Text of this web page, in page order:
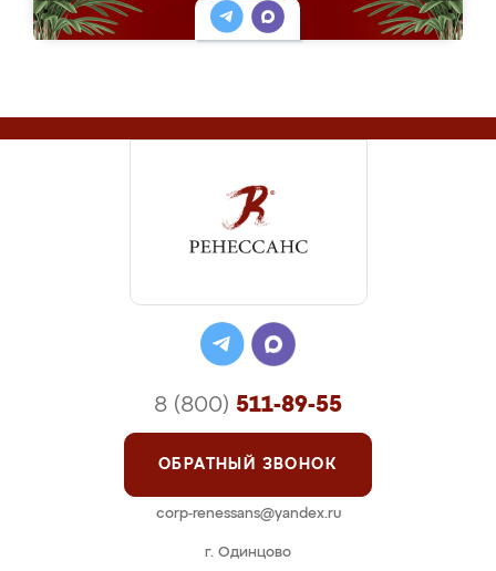
г. Одинцово
8 (800) 511-89-55
ОБРАТНЫЙ ЗВОНОК
corp-renessans@yandex.ru